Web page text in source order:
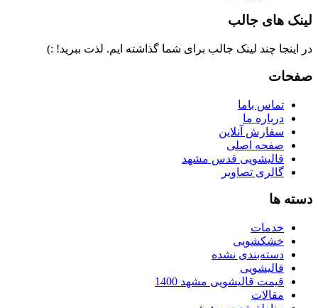
لینک های جالب
در اینجا چند لینک جالب برای شما گذاشته ایم. لذت ببرید! :)
صفحات
تماس باما
درباره ما
سفارش آنلاین
صفحه اصلی
قالیشویی قدس مشهد
گالری تصاویر
دسته ها
خدمات
خشکشویی
دسته‌بندی نشده
قالیشویی
قیمت قالیشویی مشهد 1400
مقالات